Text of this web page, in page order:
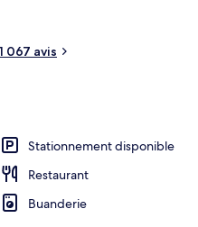
067 avis
Stationnement disponible
Restaurant
Buanderie